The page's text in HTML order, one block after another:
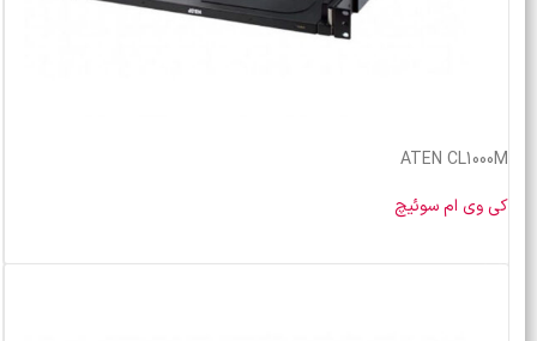
ATEN CL1000M
کی وی ام سوئیچ